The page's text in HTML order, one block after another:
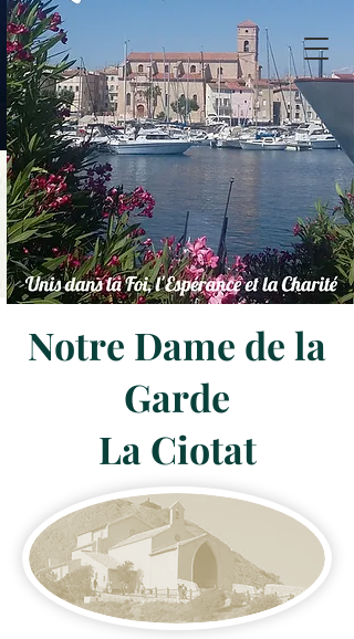
Notre Dame de la
Garde
La Ciotat